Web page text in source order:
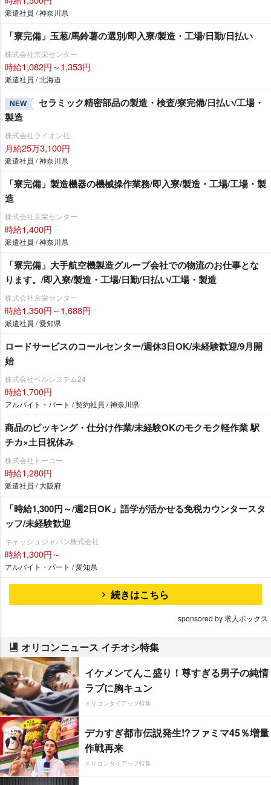
派遣社員 / 神奈川県
「寮完備」玉葱/馬鈴薯の選別/即入寮/製造・工場/日勤/日払い
株式会社京栄センター
時給1,082円～1,353円
派遣社員 / 北海道
NEW
セラミック精密部品の製造・検査/寮完備/日払い/工場・
製造
株式会社ライオン社
月給25万3,100円
派遣社員 / 神奈川県
「寮完備」製造機器の機械操作業務/即入寮/製造・工場/工場・製
造
株式会社京栄センター
時給1,400円
派遣社員 / 神奈川県
「寮完備」大手航空機製造グループ会社での物流のお仕事とな
ります。/即入寮/製造・工場/日勤/日払い/工場・製造
株式会社京栄センター
時給1,350円～1,688円
派遣社員 / 愛知県
ロードサービスのコールセンター/週休3日OK/未経験歓迎/9月開
始
株式会社ベルシステム24
時給1,700円
アルバイト・パート / 契約社員 / 神奈川県
商品のピッキング・仕分け作業/未経験OKのモクモク軽作業 駅
チカ×土日祝休み
株式会社トーコー
時給1,280円
派遣社員 / 大阪府
「時給1,300円～/週2日OK」語学が活かせる免税カウンタースタ
ッフ/未経験歓迎
キャッシュジャパン株式会社
時給1,300円～
アルバイト・パート / 愛知県
続きはこちら
sponsored by 求人ボックス
オリコンニュース イチオシ特集
イケメンてんこ盛り！尊すぎる男子の純情
ラブに胸キュン
オリコンタイアップ特集
デカすぎ都市伝説発生!?ファミマ45％増量
作戦再来
オリコンタイアップ特集